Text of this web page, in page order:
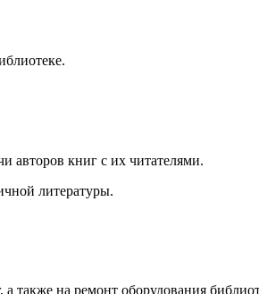
авторов книг с их читателями.
литературы.
также на ремонт оборудования